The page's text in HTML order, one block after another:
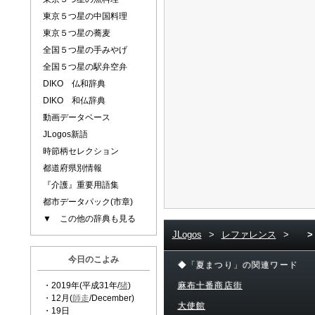
東京５つ星の中国料理
東京５つ星の蕎麦
全国５つ星の手みやげ
全国５つ星の駅弁空弁
DIKO 仏和辞典
DIKO 和仏辞典
動画データベース
JLogos新語
時節柄セレクション
都道府県別情報
『介護』重要用語集
都市データパック(市章)
▼ この他の辞典も見る
今日のこよみ
・2019年(平成31年/猪)
・12月(師走/December)
・19日
JLogos > レファレンス > >
◆「夏まつり」の関連ワード
麻布十番商店街
大使館